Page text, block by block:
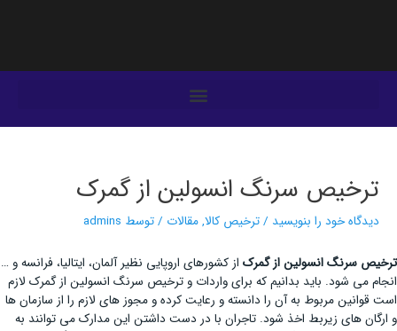
ترخیص سرنگ انسولین از گمرک
دیدگاه‌ خود را بنویسید /ترخیص کالا,مقالات / توسط admins
ترخیص سرنگ انسولین از گمرک از کشورهای اروپایی نظیر آلمان، ایتالیا، فرانسه و …
انجام می شود. باید بدانیم که برای واردات و ترخیص سرنگ انسولین از گمرک لازم
است قوانین مربوط به آن را دانسته و رعایت کرده و مجوز های لازم را از سازمان ها
و ارگان های زیربط اخذ شود. تاجران با در دست داشتن این مدارک می توانند به